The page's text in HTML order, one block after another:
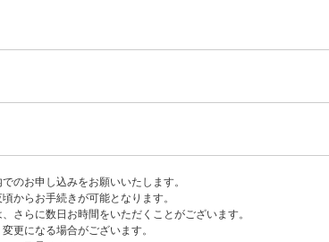
のお申し込みをお願いいたします。
からお手続きが可能となります。
さらに数日お時間をいただくことがございます。
更になる場合がございます。